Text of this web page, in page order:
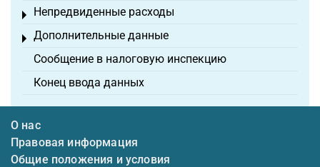
Непредвиденные расходы
Toggle menu
Дополнительные данные
Toggle menu
Сообщение в налоговую инспекцию
Конец ввода данных
О нас
Правовая информация
Общие положения и условия